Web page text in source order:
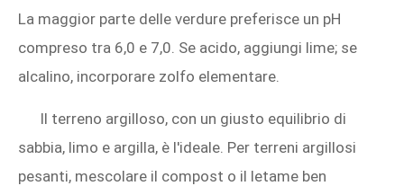
La maggior parte delle verdure preferisce un pH
compreso tra 6,0 e 7,0. Se acido, aggiungi lime; se
alcalino, incorporare zolfo elementare.
Il terreno argilloso, con un giusto equilibrio di
sabbia, limo e argilla, è l'ideale. Per terreni argillosi
pesanti, mescolare il compost o il letame ben